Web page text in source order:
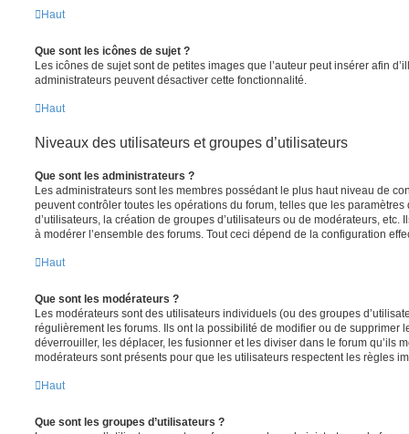
Haut
Que sont les icônes de sujet ?
Les icônes de sujet sont de petites images que l’auteur peut insérer afin
administrateurs peuvent désactiver cette fonctionnalité.
Haut
Niveaux des utilisateurs et groupes d’utilisateurs
Que sont les administrateurs ?
Les administrateurs sont les membres possédant le plus haut niveau de
peuvent contrôler toutes les opérations du forum, telles que les
d’utilisateurs, la création de groupes d’utilisateurs ou de modérateurs, etc.
à modérer l’ensemble des forums. Tout ceci dépend de la configuration
Haut
Que sont les modérateurs ?
Les modérateurs sont des utilisateurs individuels (ou des groupes
régulièrement les forums. Ils ont la possibilité de modifier ou de supprimer
déverrouiller, les déplacer, les fusionner et les diviser dans le forum qu’ils
modérateurs sont présents pour que les utilisateurs respectent les règles
Haut
Que sont les groupes d’utilisateurs ?